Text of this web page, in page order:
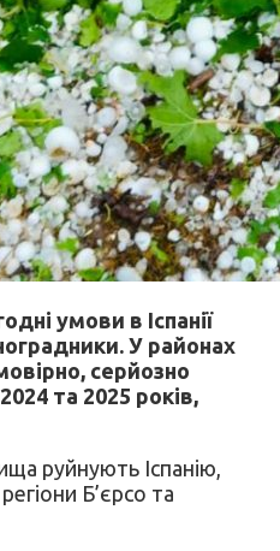
умови в Іспанії
У районах
серйозно
та 2025 років,
руйнують Іспанію,
Б’єрсо та